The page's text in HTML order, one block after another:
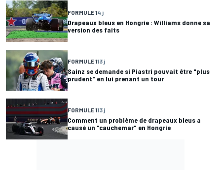
FORMULE 14 j
Drapeaux bleus en Hongrie : Williams donne sa
version des faits
FORMULE 113 j
Sainz se demande si Piastri pouvait être "plus
prudent" en lui prenant un tour
FORMULE 113 j
Comment un problème de drapeaux bleus a
causé un "cauchemar" en Hongrie